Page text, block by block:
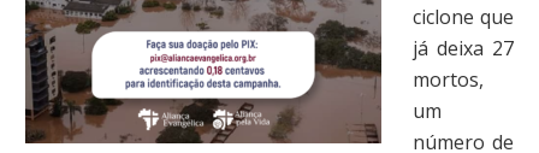
ciclone que
já deixa 27
mortos,
um
número de